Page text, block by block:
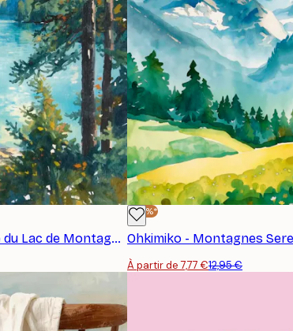
Ohkimiko - Vue Sereine du Lac de Montagne Affiche
-40%*
À partir de 7,77 €12,95 €